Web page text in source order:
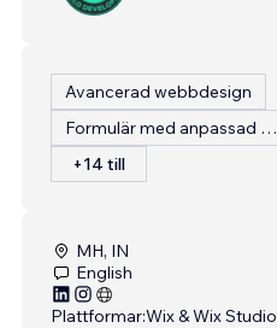
Avancerad webbdesign
Formulär med anpassad inmatning
+14 till
MH, IN
English
Plattformar:Wix & Wix Studio